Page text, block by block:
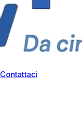
Contattaci